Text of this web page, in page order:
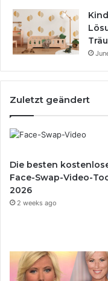
Zuletzt geändert
Die besten
Face-Swap-Video-
2026
2 weeks ago